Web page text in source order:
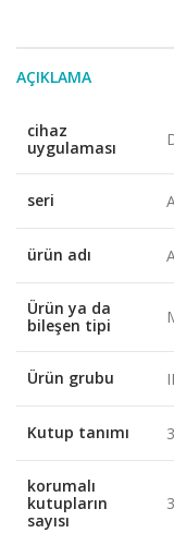
AÇIKLAMA
cihaz
uygulaması
seri
ürün adı
Ürün ya da
bileşen tipi
Ürün grubu
Kutup tanımı
korumalı
kutupların
sayısı
3